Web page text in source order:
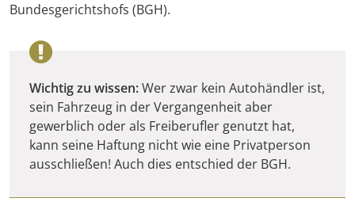
Bundesgerichtshofs (BGH).
Wichtig zu wissen:Wer zwar kein Autohändler ist,
sein Fahrzeug in der Vergangenheit aber
gewerblich oder als Freiberufler genutzt hat,
kann seine Haftung nicht wie eine Privatperson
ausschließen! Auch dies entschied der BGH.